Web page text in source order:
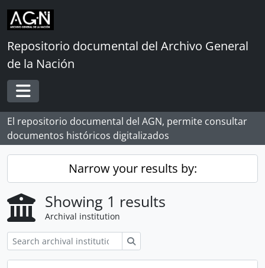
Skip to main content
Repositorio documental del Archivo General
de la Nación
Toggle navigation
El repositorio documental del AGN, permite consultar
documentos históricos digitalizados
Narrow your results by:
Showing 1 results
Archival institution